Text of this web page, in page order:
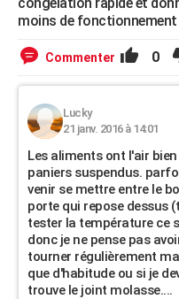
moins de fonctionnement
Commenter 0
Lucky
21 janv. 2016 à 14:01
Les aliments ont l'air
paniers suspendus.
venir se mettre entre le
porte qui repose dessus
tester la température ce
donc je ne pense pas
tourner régulièrement
que d'habitude ou si je
trouve le joint molasse....